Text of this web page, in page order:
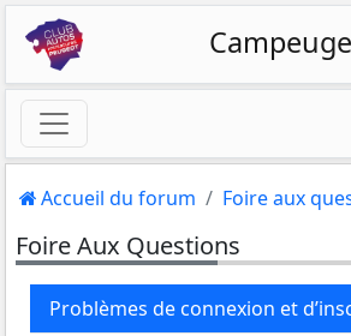
Accueil du forum Foire aux
Foire Aux Questions
Problèmes de connexion et